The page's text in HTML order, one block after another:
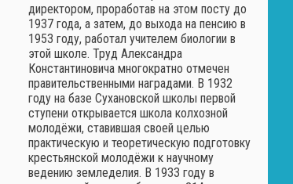
директором, проработав на этом посту до
1937 года, а затем, до выхода на пенсию в
1953 году, работал учителем биологии в
этой школе. Труд Александра
Константиновича многократно отмечен
правительственными наградами. В 1932
году на базе Сухановской школы первой
ступени открывается школа колхозной
молодёжи, ставившая своей целью
практическую и теоретическую подготовку
крестьянской молодёжи к научному
ведению земледелия. В 1933 году в